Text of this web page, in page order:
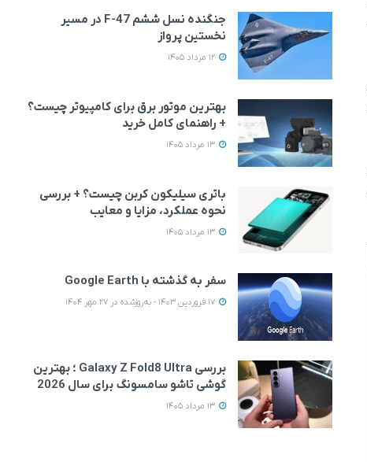
جنگنده نسل ششم F-47 در مسیر
نخستین پرواز
بهترین موتور برق برای کامپیوتر چیست؟
+ راهنمای کامل خرید
باتری سیلیکون کربن چیست؟ + بررسی
نحوه عملکرد، مزایا و معایب
سفر به گذشته با Google Earth
بررسی Galaxy Z Fold8 Ultra ؛ بهترین
گوشی تاشو سامسونگ برای سال 2026